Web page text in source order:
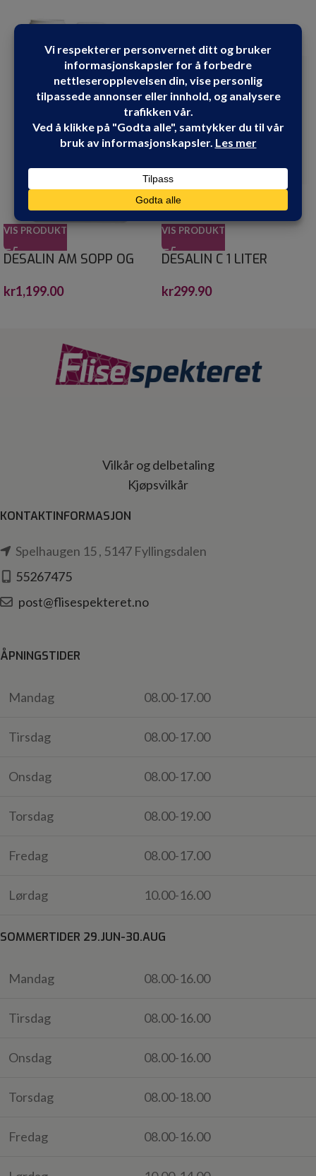
VIS PRODUKT
DESALIN AM SOPP OG
kr1,199.00
VIS PRODUKT
DESALIN C 1 LITER
kr299.90
Vilkår og delbetaling
Kjøpsvilkår
KONTAKTINFORMASJON
Spelhaugen 15 , 5147 Fyllingsdalen
55267475
post@flisespekteret.no
ÅPNINGSTIDER
Mandag 08.00-17.00
Tirsdag 08.00-17.00
Onsdag 08.00-17.00
Torsdag 08.00-19.00
Fredag 08.00-17.00
Lørdag 10.00-16.00
SOMMERTIDER 29.JUN-30.AUG
Mandag 08.00-16.00
Tirsdag 08.00-16.00
Onsdag 08.00-16.00
Torsdag 08.00-18.00
Fredag 08.00-16.00